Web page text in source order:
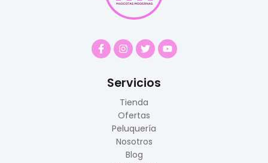
Servicios
Tienda
Ofertas
Peluquería
Nosotros
Blog